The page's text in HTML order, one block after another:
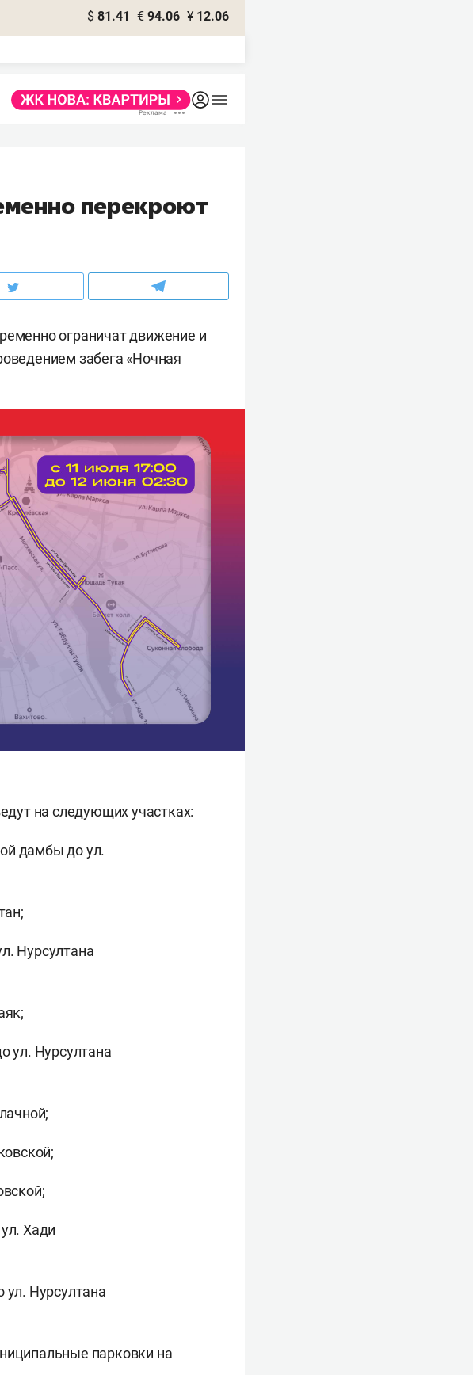
$ 81.41 € 94.06 ¥ 12.06
перекроют
ограничат движение и
забега «Ночная
на следующих участках:
дамбы до ул.
Нурсултана
ул. Нурсултана
Хади
Нурсултана
парковки на